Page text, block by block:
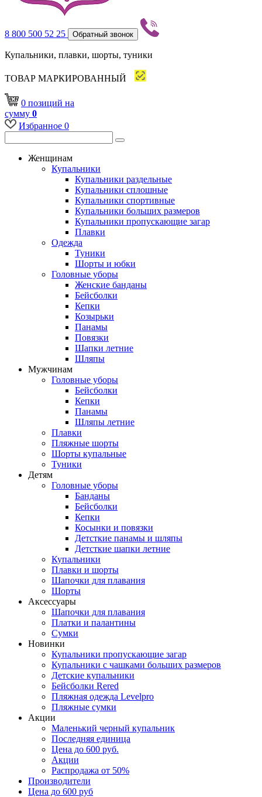
8 800 500 52 25 Обратный звонок
Купальники, плавки, шорты, туники
ТОВАР МАРКИРОВАННЫЙ
0 позиций на
сумму 0
Избранное 0
Женщинам
Купальники
Купальники раздельные
Купальники сплошные
Купальники спортивные
Купальники больших размеров
Купальники пропускающие загар
Плавки
Одежда
Туники
Шорты и юбки
Головные уборы
Женские банданы
Бейсболки
Кепки
Козырьки
Панамы
Повязки
Шапки летние
Шляпы
Мужчинам
Головные уборы
Бейсболки
Кепки
Панамы
Шляпы летние
Плавки
Пляжные шорты
Шорты купальные
Туники
Детям
Головные уборы
Банданы
Бейсболки
Кепки
Косынки и повязки
Детсткие панамы и шляпы
Детсткие шапки летние
Купальники
Плавки и шорты
Шапочки для плавания
Шорты
Аксессуары
Шапочки для плавания
Платки и палантины
Сумки
Новинки
Купальники пропускающие загар
Купальники с чашками больших размеров
Детские купальники
Бейсболки Rered
Пляжная одежда Levelpro
Пляжные сумки
Акции
Маленький черный купальник
Последняя единица
Цена до 600 руб.
Акции
Распродажа от 50%
Производители
Цена до 600 руб